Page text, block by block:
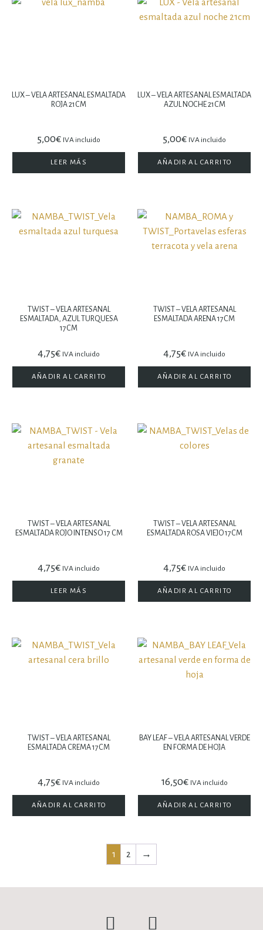
LUX – VELA ARTESANAL ESMALTADA
ROJA 21CM
5,00€ IVA incluido
LEER MÁS
LUX – VELA ARTESANAL ESMALTADA
AZUL NOCHE 21CM
5,00€ IVA incluido
AÑADIR AL CARRITO
TWIST – VELA ARTESANAL
ESMALTADA, AZUL TURQUESA
17CM
4,75€ IVA incluido
AÑADIR AL CARRITO
TWIST – VELA ARTESANAL
ESMALTADA ARENA 17CM
4,75€ IVA incluido
AÑADIR AL CARRITO
TWIST – VELA ARTESANAL
ESMALTADA ROJO INTENSO 17 CM
4,75€ IVA incluido
LEER MÁS
TWIST – VELA ARTESANAL
ESMALTADA ROSA VIEJO 17CM
4,75€ IVA incluido
AÑADIR AL CARRITO
TWIST – VELA ARTESANAL
ESMALTADA CREMA 17CM
4,75€ IVA incluido
AÑADIR AL CARRITO
BAY LEAF – VELA ARTESANAL VERDE
EN FORMA DE HOJA
16,50€ IVA incluido
AÑADIR AL CARRITO
1 2 →